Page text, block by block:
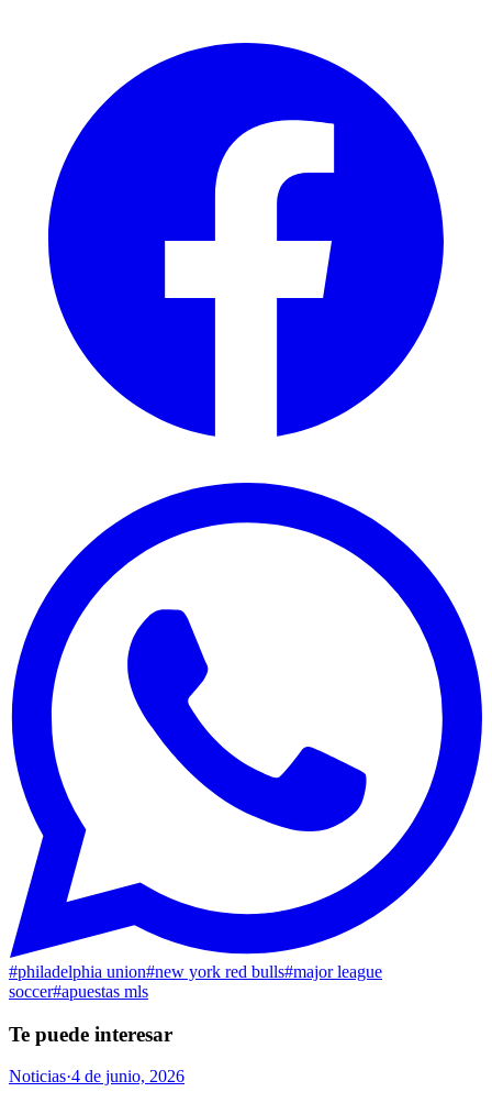
#philadelphia union#new york red bulls#major league
soccer#apuestas mls
Te puede interesar
Noticias·4 de junio, 2026